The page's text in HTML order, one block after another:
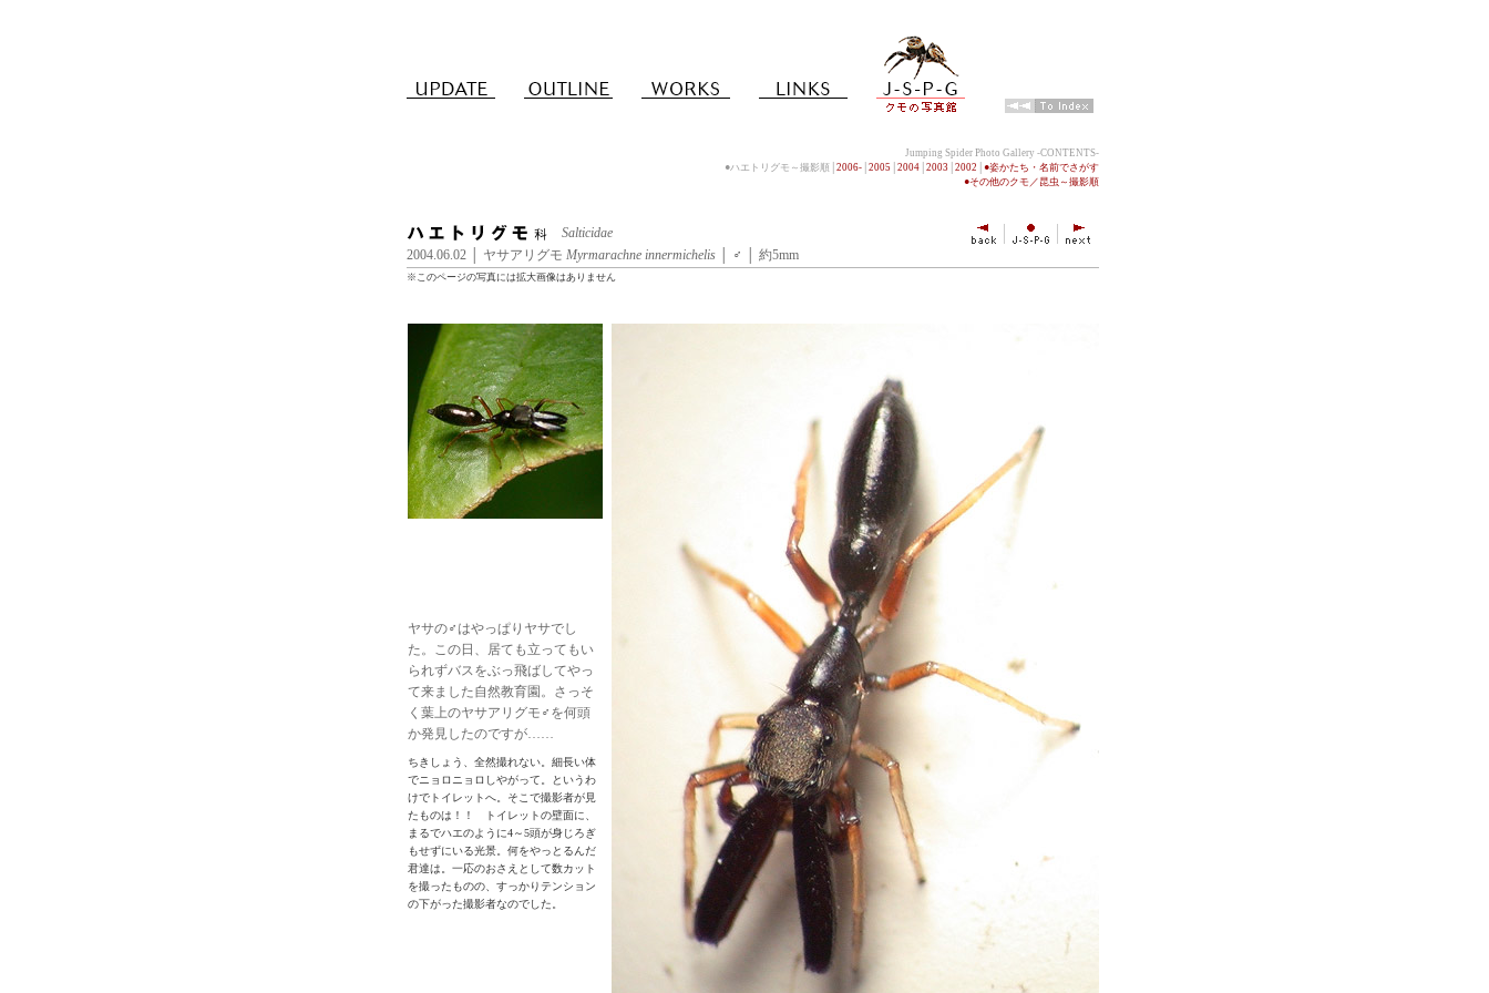
Jumping Spider Photo Gallery -CONTENTS-
●ハエトリグモ～撮影順│ 2006- 2005 2004 2003 2002
●姿かたち・名前でさがす
●その他のクモ／昆虫～撮影順
Salticidae
2004.06.02 │ ヤサアリグモ Myrmarachne innermichelis │ ♂ │ 約5mm
※このページの写真には拡大画像はありません
ヤサの♂はやっぱりヤサでし
た。この日、居ても立ってもい
られずバスをぶっ飛ばしてやっ
て来ました自然教育園。さっそ
く葉上のヤサアリグモ♂を何頭
か発見したのですが……
ちきしょう、全然撮れない。細長い体
でニョロニョロしやがって。というわ
けでトイレットへ。そこで撮影者が見
たものは！！ トイレットの壁面に、
まるでハエのように4～5頭が身じろぎ
もせずにいる光景。何をやっとるんだ
君達は。一応のおさえとして数カット
を撮ったものの、すっかりテンション
の下がった撮影者なのでした。